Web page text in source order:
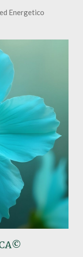
Energetico
©